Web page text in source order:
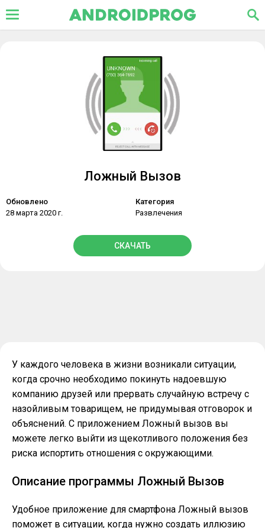
Ложный Вызов
Обновлено
28 марта 2020 г.
Категория
Развлечения
СКАЧАТЬ
У каждого человека в жизни возникали ситуации,
когда срочно необходимо покинуть надоевшую
компанию друзей или прервать случайную встречу с
назойливым товарищем, не придумывая отговорок и
объяснений. С приложением Ложный вызов вы
можете легко выйти из щекотливого положения без
риска испортить отношения с окружающими.
Описание программы Ложный Вызов
Удобное приложение для смартфона Ложный вызов
поможет в ситуации, когда нужно создать иллюзию